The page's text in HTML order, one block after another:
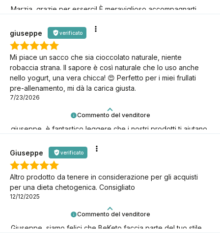
Marzia, grazie per esserci! È meraviglioso accompagnarti
Commento del venditore
giuseppe, è fantastico leggere che i nostri prodotti ti aiutano
giuseppe verificato
Mi piace un sacco che sia cioccolato naturale, niente
robaccia strana. Il sapore è così naturale che lo uso anche
nello yogurt, una vera chicca! 😍 Perfetto per i miei frullati
pre-allenamento, mi dà la carica giusta.
7/23/2026
Commento del venditore
Giuseppe, siamo felici che BeKeto faccia parte del tuo stile
Giuseppe verificato
Altro prodotto da tenere in considerazione per gli acquisti
per una dieta chetogenica. Consigliato
12/12/2025